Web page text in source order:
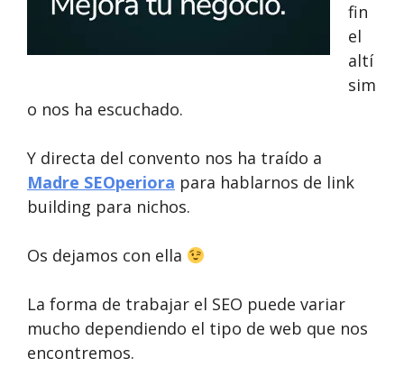
fin
el
altí
sim
o nos ha escuchado.
Y directa del convento nos ha traído a
Madre SEOperiora para hablarnos de link
building para nichos.
Os dejamos con ella
La forma de trabajar el SEO puede variar
mucho dependiendo el tipo de web que nos
encontremos.